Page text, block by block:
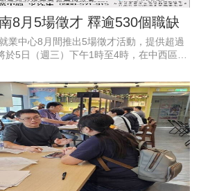
8月5場徵才 釋逾530個職缺
業中心8月間推出5場徵才活動，提供超過
5日（週三）下午1時至4時，在中西區公